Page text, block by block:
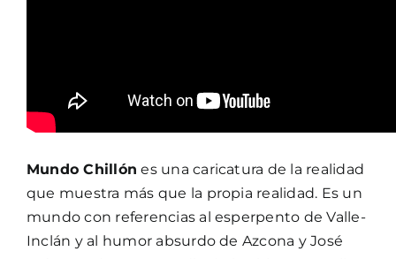
Mundo Chillón es una caricatura de la realidad
que muestra más que la propia realidad. Es un
mundo con referencias al esperpento de Valle-
Inclán y al humor absurdo de Azcona y José